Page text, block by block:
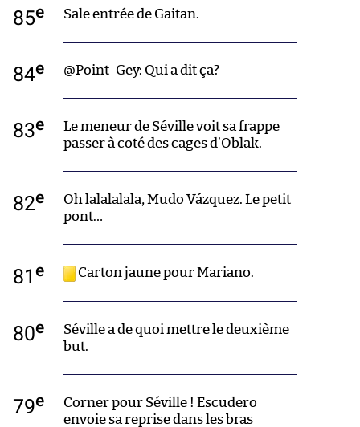
85e Sale entrée de Gaitan.
84e @Point-Gey: Qui a dit ça?
83e
Le meneur de Séville voit sa frappe
passer à coté des cages d’Oblak.
82e
Oh lalalalala, Mudo Vázquez. Le petit
pont…
81 e Carton jaune pour Mariano.
80e
Séville a de quoi mettre le deuxième
but.
79e
Corner pour Séville ! Escudero
envoie sa reprise dans les bras